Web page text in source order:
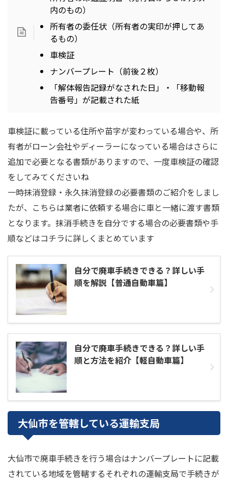
内のもの）
所有者の委任状（所有者の実印が押してあ
るもの）
車検証
ナンバープレート（前後２枚）
「解体報告記録がなされた日」・「移動報
告番号」が記載された紙
車検証に載っている住所や苗字が変わっている場合や、所
有者がローン会社やディーラーになっている場合はさらに
追加で必要となる書類がありますので、一度車検証の確認
をしてみてくださいね
一時抹消登録・永久抹消登録の必要書類のご紹介をしまし
たが、こちらは業者に依頼する場合に車と一緒に渡す書類
となります。抹消手続きを自分でする場合の必要書類や手
順などはコチラに詳しくまとめています
自分で廃車手続きできる？詳しい手
順を解説【普通自動車篇】
自分で廃車手続きできる？詳しい手
順と方法を紹介【軽自動車篇】
大仙市を管轄している運輸支局
大仙市で廃車手続きを行う場合はナンバープレートに記載
されている地域を管轄するそれぞれの運輸支局で手続きが